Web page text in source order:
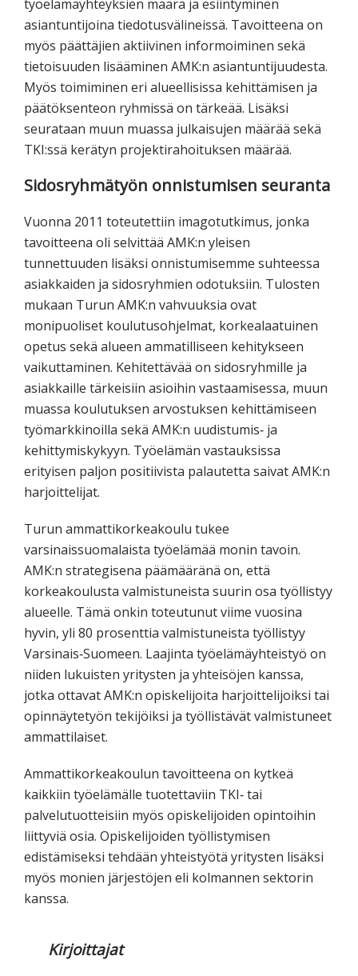
työelämäyhteyksien määrä ja esiintyminen
asiantuntijoina tiedotusvälineissä. Tavoitteena on
myös päättäjien aktiivinen informoiminen sekä
tietoisuuden lisääminen AMK:n asiantuntijuudesta.
Myös toimiminen eri alueellisissa kehittämisen ja
päätöksenteon ryhmissä on tärkeää. Lisäksi
seurataan muun muassa julkaisujen määrää sekä
TKI:ssä kerätyn projektirahoituksen määrää.
Sidosryhmätyön onnistumisen seuranta
Vuonna 2011 toteutettiin imagotutkimus, jonka
tavoitteena oli selvittää AMK:n yleisen
tunnettuuden lisäksi onnistumisemme suhteessa
asiakkaiden ja sidosryhmien odotuksiin. Tulosten
mukaan Turun AMK:n vahvuuksia ovat
monipuoliset koulutusohjelmat, korkealaatuinen
opetus sekä alueen ammatilliseen kehitykseen
vaikuttaminen. Kehitettävää on sidosryhmille ja
asiakkaille tärkeisiin asioihin vastaamisessa, muun
muassa koulutuksen arvostuksen kehittämiseen
työmarkkinoilla sekä AMK:n uudistumis‐ ja
kehittymiskykyyn. Työelämän vastauksissa
erityisen paljon positiivista palautetta saivat AMK:n
harjoittelijat.
Turun ammattikorkeakoulu tukee
varsinaissuomalaista työelämää monin tavoin.
AMK:n strategisena päämääränä on, että
korkeakoulusta valmistuneista suurin osa työllistyy
alueelle. Tämä onkin toteutunut viime vuosina
hyvin, yli 80 prosenttia valmistuneista työllistyy
Varsinais‐Suomeen. Laajinta työelämäyhteistyö on
niiden lukuisten yritysten ja yhteisöjen kanssa,
jotka ottavat AMK:n opiskelijoita harjoittelijoiksi tai
opinnäytetyön tekijöiksi ja työllistävät valmistuneet
ammattilaiset.
Ammattikorkeakoulun tavoitteena on kytkeä
kaikkiin työelämälle tuotettaviin TKI‐ tai
palvelutuotteisiin myös opiskelijoiden opintoihin
liittyviä osia. Opiskelijoiden työllistymisen
edistämiseksi tehdään yhteistyötä yritysten lisäksi
myös monien järjestöjen eli kolmannen sektorin
kanssa.
Kirjoittajat